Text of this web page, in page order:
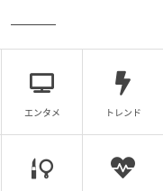
エンタメ トレンド